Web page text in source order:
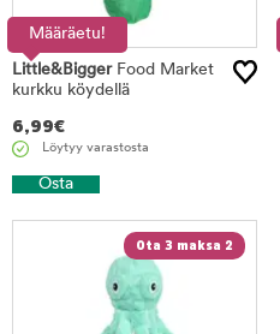
Määräetu!
Little&BiggerFood Market
kurkku köydellä
6,99€
Löytyy varastosta
Osta
Ota 3 maksa 2